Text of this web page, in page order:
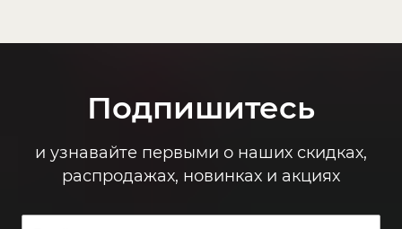
Подпишитесь
и узнавайте первыми о наших скидках,
распродажах, новинках и акциях